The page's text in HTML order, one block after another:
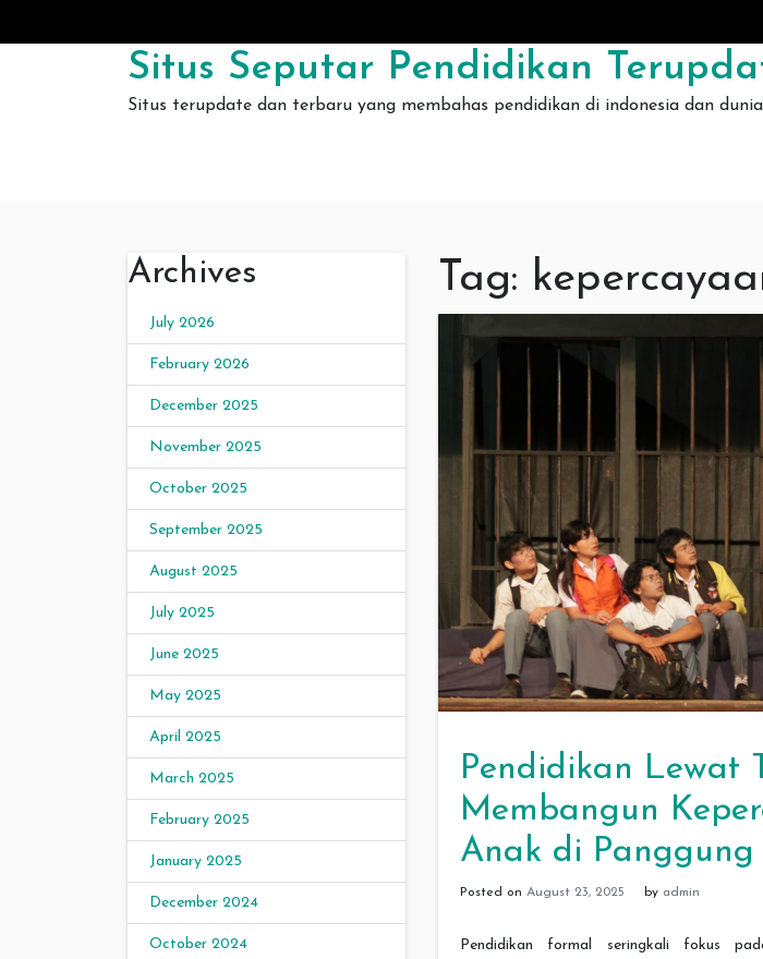
Situs Seputar Pendidikan
Situs terupdate dan terbaru yang membahas pendidikan di indonesia dan dunia
Archives
July 2026
February 2026
December 2025
November 2025
October 2025
September 2025
August 2025
July 2025
June 2025
May 2025
April 2025
March 2025
February 2025
January 2025
December 2024
October 2024
Tag:
Pendidikan Lewat
Membangun
Anak di Panggung
Posted on August 23, 2025 by admin
Pendidikan formal seringkali fokus